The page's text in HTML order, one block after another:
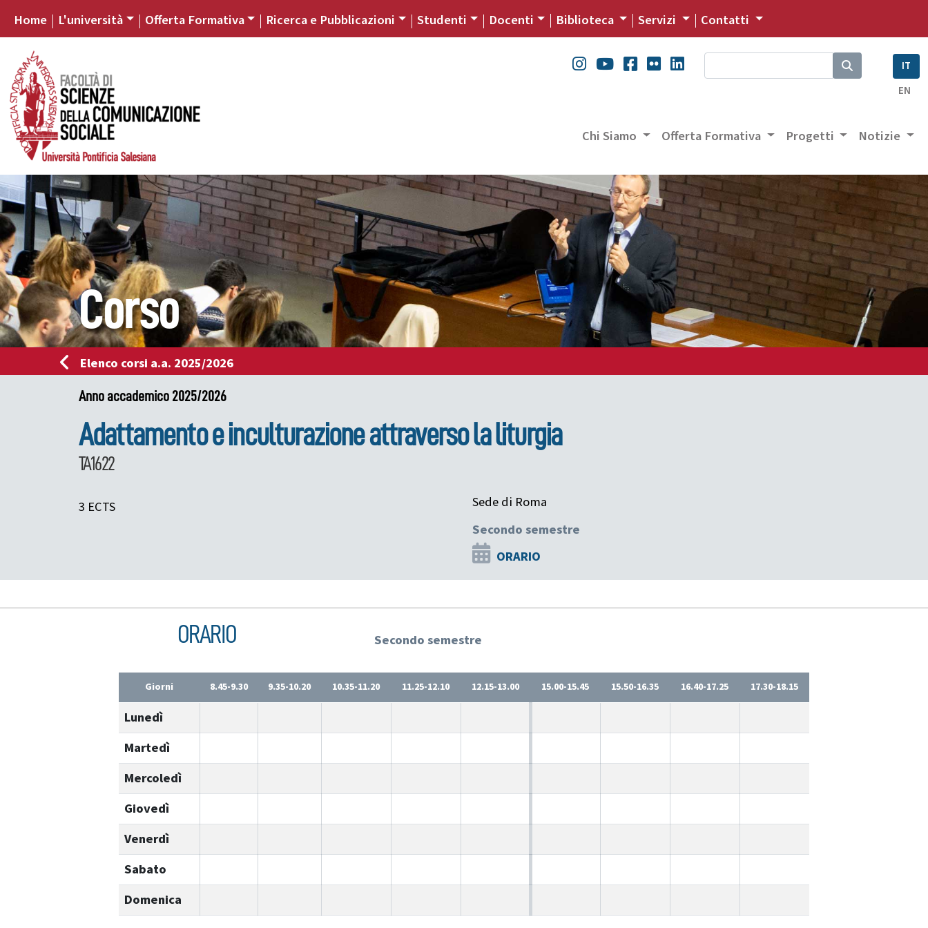
Home L'università Offerta Formativa Ricerca e Pubblicazioni Studenti Docenti Biblioteca Servizi Contatti
IT
EN
Chi Siamo Offerta Formativa Progetti Notizie
Corso
Elenco corsi a.a. 2025/2026
Anno accademico 2025/2026
Adattamento e inculturazione attraverso la liturgia
TA1622
3 ECTS
Sede di Roma
Secondo semestre
ORARIO
ORARIO Secondo semestre
Giorni 8.45-9.30 9.35-10.20 10.35-11.20 11.25-12.10 12.15-13.00 15.00-15.45 15.50-16.35 16.40-17.25 17.30-18.15
Lunedì
Martedì
Mercoledì
Giovedì
Venerdì
Sabato
Domenica